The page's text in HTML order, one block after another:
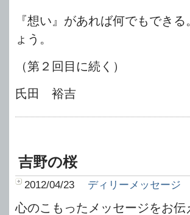
『想い』があれば何でもでき
ょう。
（第２回目に続く）
氏田 裕吉
吉野の桜
2012/04/23 ディリーメッセージ
心のこもったメッセージをお伝